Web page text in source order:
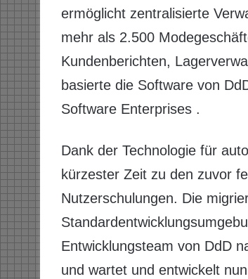
ermöglicht zentralisierte
mehr als 2.500
Kundenberichten,
basierte die Software von
Software Enterprises .
Dank der Technologie für
kürzester Zeit zu den zuvor
Nutzerschulungen. Die
Entwicklungsteam von DdD
und wartet und entwickelt